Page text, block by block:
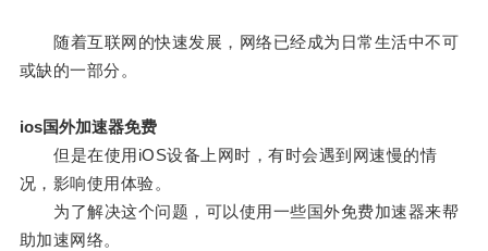
随着互联网的快速发展，网络已经成为日常生活中不可
或缺的一部分。
ios国外加速器免费
但是在使用iOS设备上网时，有时会遇到网速慢的情
况，影响使用体验。
为了解决这个问题，可以使用一些国外免费加速器来帮
助加速网络。